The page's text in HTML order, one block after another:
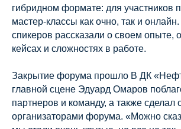
гибридном формате: для участников
мастер-классы как очно, так и
спикеров рассказали о своем опыте,
кейсах и сложностях в работе.
Закрытие форума прошло В ДК
главной сцене Эдуард Омаров
партнеров и команду, а также
организаторами форума. «Можно